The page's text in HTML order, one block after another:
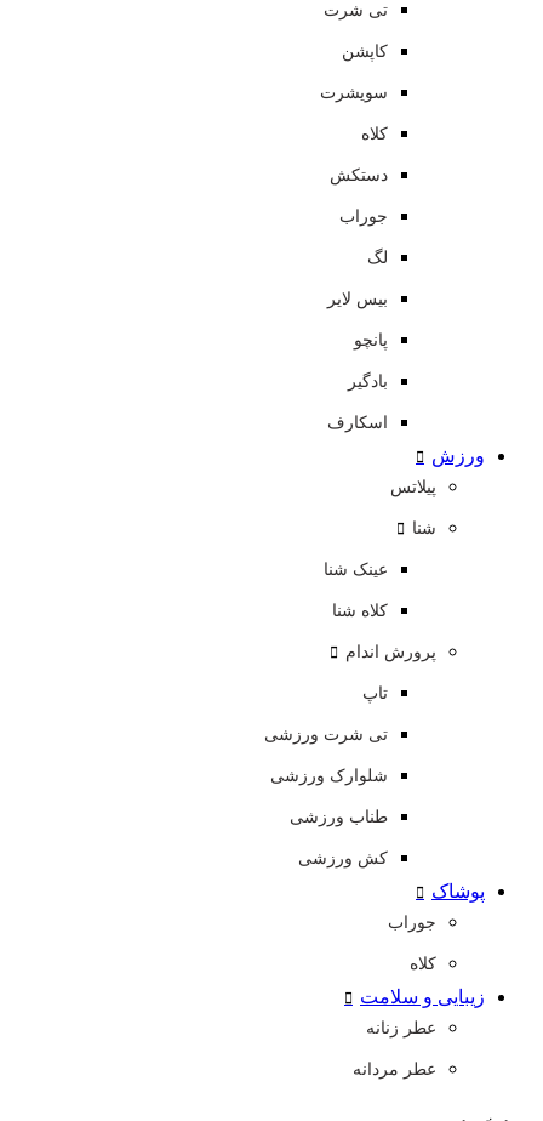
تی شرت
کاپشن
سویشرت
کلاه
دستکش
جوراب
لگ
بیس لایر
پانچو
بادگیر
اسکارف
ورزش
پیلاتس
شنا
عینک شنا
کلاه شنا
پرورش اندام
تاپ
تی شرت ورزشی
شلوارک ورزشی
طناب ورزشی
کش ورزشی
پوشاک
جوراب
کلاه
زیبایی و سلامت
عطر زنانه
عطر مردانه